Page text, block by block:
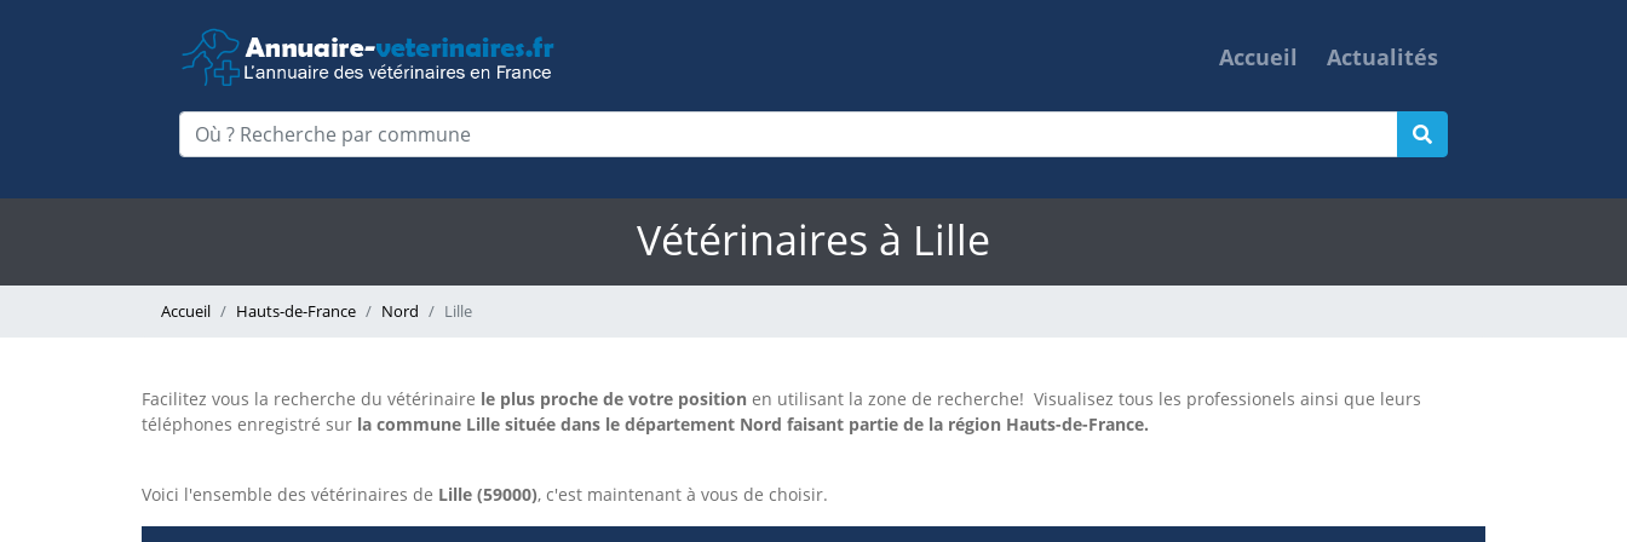
Accueil Actualités
Vétérinaires à Lille
Accueil Hauts-de-France Nord Lille
Facilitez vous la recherche du vétérinaire le plus proche de votre position en utilisant la zone de recherche! Visualisez tous les professionels ainsi que leurs
téléphones enregistré sur la commune Lille située dans le département Nord faisant partie de la région Hauts-de-France.
Voici l'ensemble des vétérinaires de Lille (59000), c'est maintenant à vous de choisir.